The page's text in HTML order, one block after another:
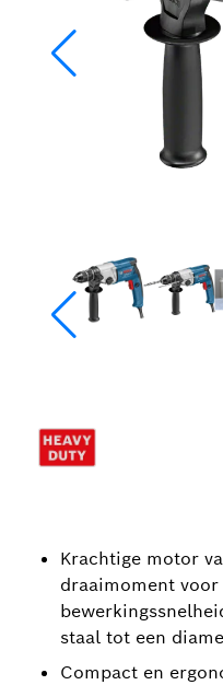
Krachtige motor
draaimoment voor
staal tot een
Compact en